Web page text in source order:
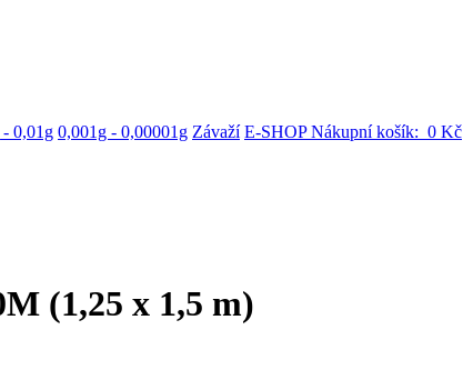
0,01g 0,001g - 0,00001g Závaží E-SHOP Nákupní košík: 0 Kč
(1,25 x 1,5 m)